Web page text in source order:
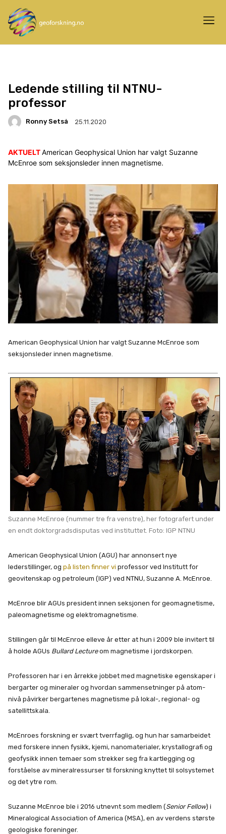
Ledende stilling til NTNU-
professor
Ronny Setså 25.11.2020
AKTUELTAmerican Geophysical Union har valgt Suzanne
McEnroe som seksjonsleder innen magnetisme.
American Geophysical Union har valgt Suzanne McEnroe som
seksjonsleder innen magnetisme.
Suzanne McEnroe (nummer tre fra venstre), her fotografert under
en endt doktorgradsdisputas ved instituttet. Foto: IGP NTNU
American Geophysical Union (AGU) har annonsert nye
lederstillinger, og på listen finner vi professor ved Institutt for
geovitenskap og petroleum (IGP) ved NTNU, Suzanne A. McEnroe.
McEnroe blir AGUs president innen seksjonen for geomagnetisme,
paleomagnetisme og elektromagnetisme.
Stillingen går til McEnroe elleve år etter at hun i 2009 ble invitert til
å holde AGUs Bullard Lectureom magnetisme i jordskorpen.
Professoren har i en årrekke jobbet med magnetiske egenskaper i
bergarter og mineraler og hvordan sammensetninger på atom-
nivå påvirker bergartenes magnetisme på lokal-, regional- og
satellittskala.
McEnroes forskning er svært tverrfaglig, og hun har samarbeidet
med forskere innen fysikk, kjemi, nanomaterialer, krystallografi og
geofysikk innen temaer som strekker seg fra kartlegging og
forståelse av mineralressurser til forskning knyttet til solsystemet
og det ytre rom.
Suzanne McEnroe ble i 2016 utnevnt som medlem (Senior Fellow) i
Mineralogical Association of America (MSA), en av verdens største
geologiske foreninger.